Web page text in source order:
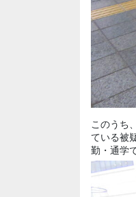
このうち
ている被
勤・通学